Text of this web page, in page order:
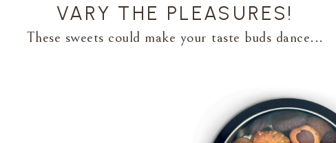
VARY THE PLEASURES!
These sweets could make your taste buds dance...